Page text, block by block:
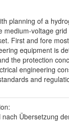
planning of a
medium-voltage
First and fore
equipment is
the protection
engineering
and
Übersetzung